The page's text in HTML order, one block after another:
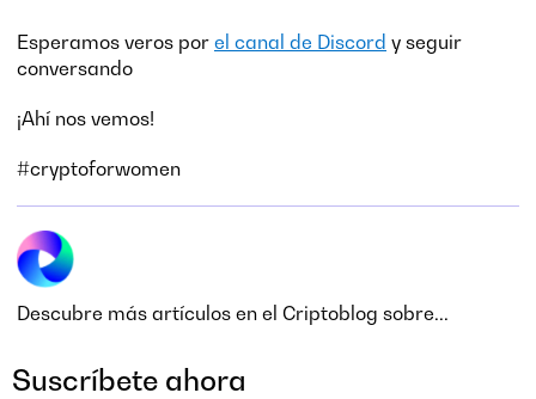
Esperamos veros por el canal de Discord y seguir
conversando
¡Ahí nos vemos!
#cryptoforwomen
Descubre más artículos en el Criptoblog sobre...
Suscríbete ahora